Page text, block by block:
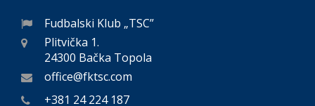
Fudbalski Klub „TSC”
Plitvička 1.
24300 Bačka Topola
office@fktsc.com
+381 24 224 187